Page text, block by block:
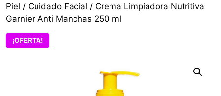
Piel / Cuidado Facial / Crema Limpiadora Nutritiva
Garnier Anti Manchas 250 ml
¡OFERTA!